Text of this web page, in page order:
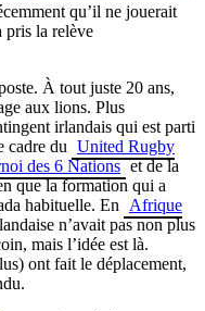
qu’il ne jouerait
pris la relève
À tout juste 20 ans,
aux lions. Plus
irlandais qui est parti
cadre du United Rugby
des 6 Nations et de la
que la formation qui a
habituelle. En
Afrique
n’avait pas non plus
mais l’idée est là.
ont fait le déplacement,